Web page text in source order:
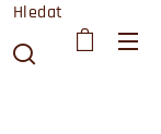
Hledat